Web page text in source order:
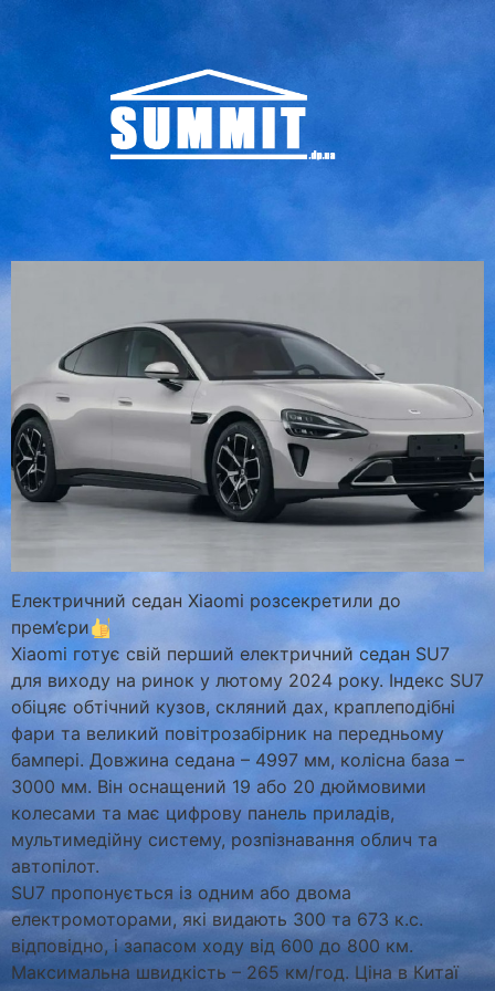
Електричний седан Xiaomi розсекретили до
прем’єри
Xiaomi готує свій перший електричний седан SU7
для виходу на ринок у лютому 2024 року. Індекс SU7
обіцяє обтічний кузов, скляний дах, краплеподібні
фари та великий повітрозабірник на передньому
бампері. Довжина седана – 4997 мм, колісна база –
3000 мм. Він оснащений 19 або 20 дюймовими
колесами та має цифрову панель приладів,
мультимедійну систему, розпізнавання облич та
автопілот.
SU7 пропонується із одним або двома
електромоторами, які видають 300 та 673 к.с.
відповідно, і запасом ходу від 600 до 800 км.
Максимальна швидкість – 265 км/год. Ціна в Китаї